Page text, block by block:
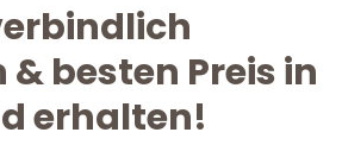
besten Preis in
erhalten!